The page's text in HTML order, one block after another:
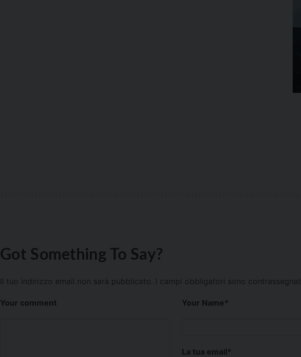
Got Something To Say?
Il tuo indirizzo email non sarà pubblicato. I campi obbligatori sono contrassegnati
Your comment Your Name*
La tua email*